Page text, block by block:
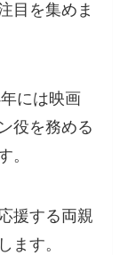
目を集めま
には映画
役を務める
。
援する両親
ます。